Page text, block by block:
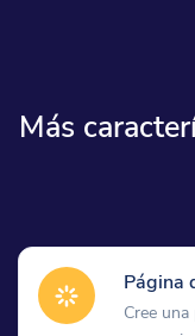
Más
Página
Cree